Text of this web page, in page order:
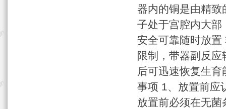
器内的铜是由精
子处于宫腔内大部
安全可靠随时放
限制，带器副反
后可迅速恢复生
事项 1、放置前应
放置前必须在无